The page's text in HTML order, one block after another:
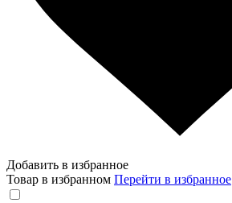
Добавить в избранное
Товар в избранном Перейти в избранное